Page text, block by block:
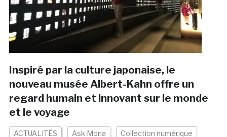
Inspiré par la culture japonaise, le
nouveau musée Albert-Kahn offre un
regard humain et innovant sur le monde
et le voyage
ACTUALITÉS Ask Mona Collection numérique